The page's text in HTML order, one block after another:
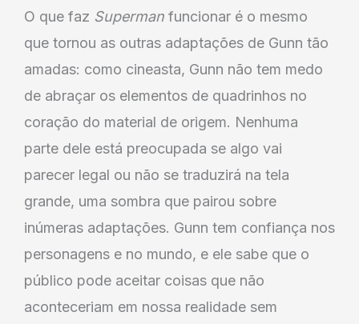
O que faz Superman funcionar é o mesmo
que tornou as outras adaptações de Gunn tão
amadas: como cineasta, Gunn não tem medo
de abraçar os elementos de quadrinhos no
coração do material de origem. Nenhuma
parte dele está preocupada se algo vai
parecer legal ou não se traduzirá na tela
grande, uma sombra que pairou sobre
inúmeras adaptações. Gunn tem confiança nos
personagens e no mundo, e ele sabe que o
público pode aceitar coisas que não
aconteceriam em nossa realidade sem